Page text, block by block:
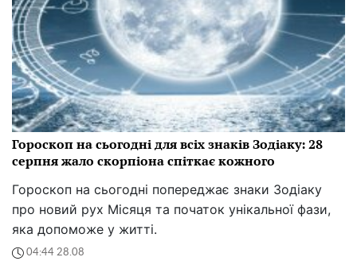
Гороскоп на сьогодні для всіх знаків Зодіаку: 28
серпня жало скорпіона спіткає кожного
Гороскоп на сьогодні попереджає знаки Зодіаку
про новий рух Місяця та початок унікальної фази,
яка допоможе у житті.
04:44 28.08